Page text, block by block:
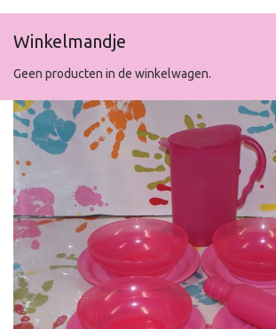
Winkelmandje
Geen producten in de winkelwagen.